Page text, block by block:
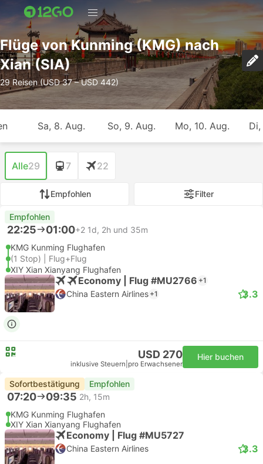
Flüge von Kunming (KMG) nach
Xian (SIA)
29 Reisen (USD 37 – USD 442)
Sa, 8. Aug. So, 9. Aug. Mo, 10. Aug. Di,
Alle29 7 22
Empfohlen Filter
Empfohlen
22:25 01:00+2 1d, 2h und 35m
KMG Kunming Flughafen
(1 Stop) | Flug+Flug
XIY Xian Xianyang Flughafen
Economy | Flug #MU2766 +1
China Eastern Airlines +1 3.3
USD 270
inklusive Steuern pro Erwachsener
Hier buchen
Sofortbestätigung Empfohlen
07:20 09:35 2h, 15m
KMG Kunming Flughafen
XIY Xian Xianyang Flughafen
Economy | Flug #MU5727
China Eastern Airlines 3.3